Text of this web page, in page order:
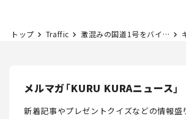
トップ Traffic 激混みの国道1号をバイパス！ 滋賀県の草津〜湖南をつなぐ「栗東水口道路Ⅰ」と「大津能登川長浜線」が8月23日開通【道路のニュース】
メルマガ「KURU KURAニュース」
新着記事やプレゼントクイズなどの情報盛